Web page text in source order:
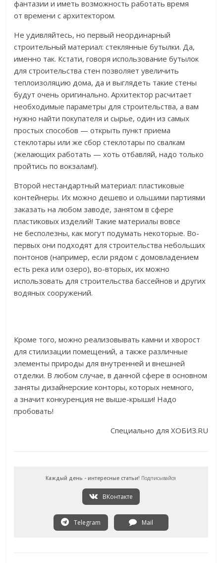
фантазии и иметь возможность работать время
от времени с архитектором.
Не удивляйтесь, но первый неординарный
строительный материал: стеклянные бутылки. Да,
именно так. Кстати, говоря использование бутылок
для строительства стен позволяет увеличить
теплоизоляцию дома, да и выглядеть такие стены
будут очень оригинально. Архитектор расчитает
необходимые параметры для строительства, а вам
нужно найти покупателя и сырье, один из самых
простых способов — открыть пункт приема
стеклотары или же сбор стеклотары по свалкам
(желающих работать — хоть отбавляй, надо только
пройтись по вокзалам!).
Второй нестандартный материал: пластиковые
контейнеры. Их можно дешево и ольшими партиями
заказать на любом заводе, занятом в сфере
пластиковых изделий! Такие материалы вовсе
не бесполезны, как могут подумать некоторые. Во-
первых они подходят для строительства небольших
понтонов (например, если рядом с домовладением
есть река или озеро), во-вторых, их можно
использовать для строительства бассейнов и других
водяных сооружений.
Кроме того, можно реализовывать камни и хворост
для стилизации помещений, а также различные
элементы природы для внутренней и внешней
отделки. В любом случае, в данной сфере в основном
заняты дизайнерские конторы, которых немного,
а значит конкуренция не выше-крыши! Надо
пробовать!
Специально для ХОБИЗ.RU
Каждый день - интересные статьи! Подписывайся
ВКонтакте
Telegram Mail